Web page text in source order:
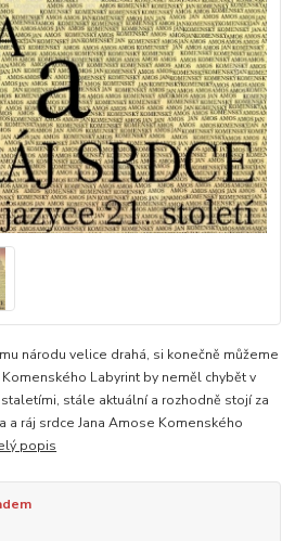
národu velice drahá, si konečně můžeme
Labyrint by neměl chybět v
stále aktuální a rozhodně stojí za
a ráj srdce Jana Amose Komenského
popis